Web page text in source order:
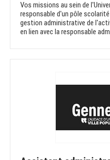
Vos missions au sein de
responsable d'un pôle
gestion administrative de
en lien avec la responsable